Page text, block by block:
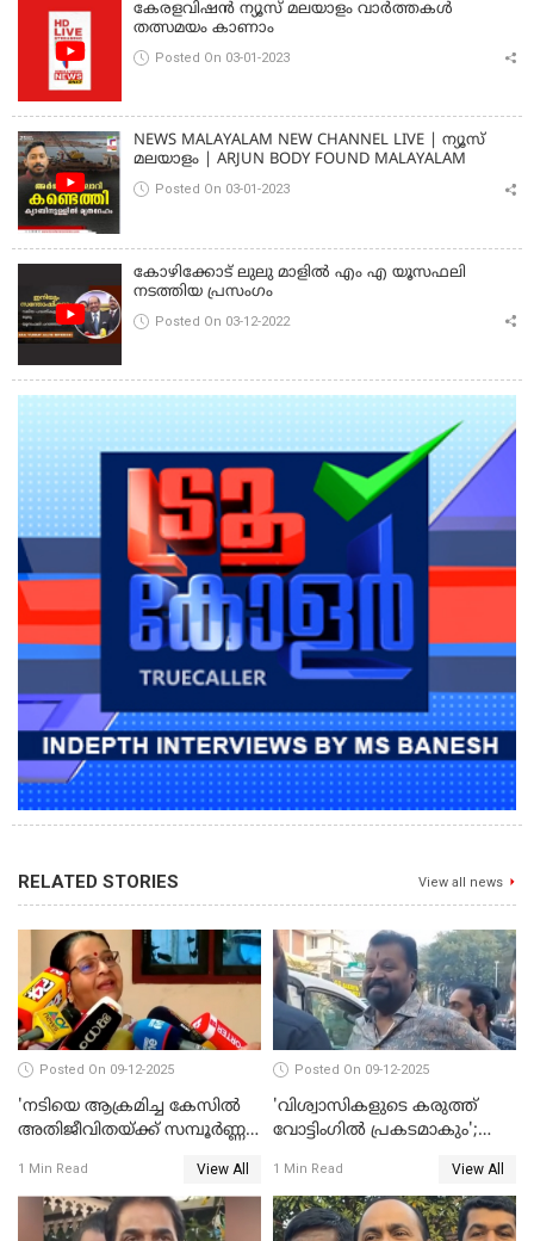
കേരളവിഷൻ ന്യൂസ് മലയാളം വാർത്തകൾ
തത്സമയം കാണാം
Posted On 03-01-2023
NEWS MALAYALAM NEW CHANNEL LIVE | ന്യൂസ്
മലയാളം | ARJUN BODY FOUND MALAYALAM
Posted On 03-01-2023
കോഴിക്കോട് ലുലു മാളിൽ എം എ യൂസഫലി
നടത്തിയ പ്രസംഗം
Posted On 03-12-2022
RELATED STORIES View all news
Posted On 09-12-2025
'നടിയെ ആക്രമിച്ച കേസില്‍
അതിജീവിതയ്ക്ക് സമ്പൂര്‍ണ്ണ
MLA WATCH VIDEO
1 Min Read View All
Posted On 09-12-2025
'വിശ്വാസികളുടെ കരുത്ത്
വോട്ടിംഗില്‍ പ്രകടമാകും';
1 Min Read View All